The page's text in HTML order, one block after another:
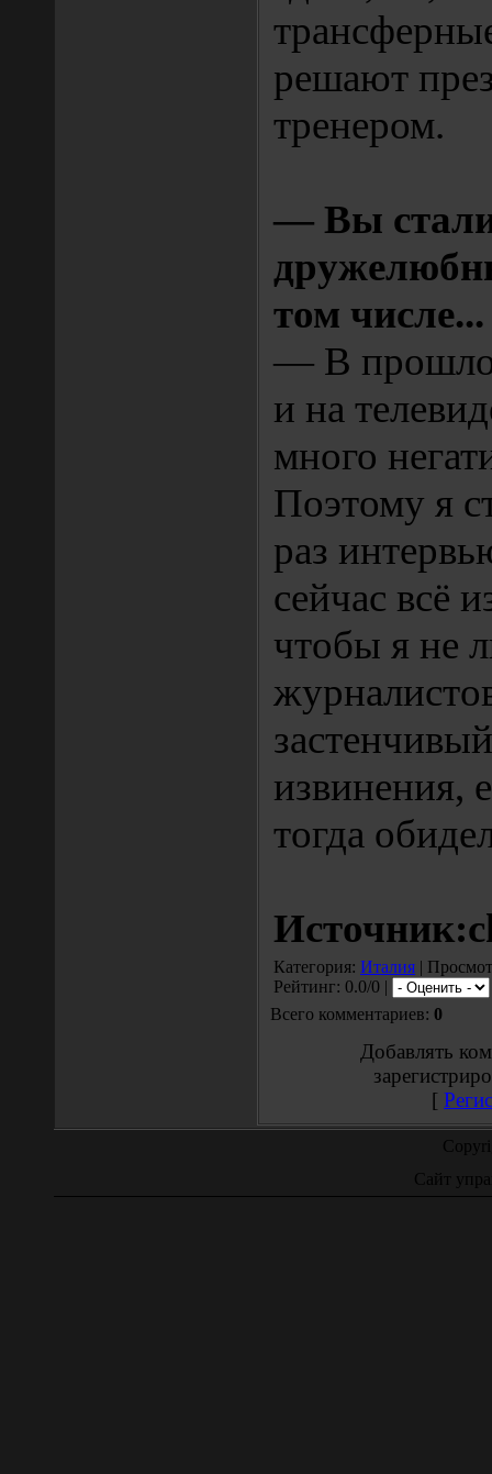
решают
тренером.
— Вы стали
том числе...
— В
и на
много
Поэтому я
раз
сейчас всё
чтобы я не
извинения,
тогда
Категория: Италия |
Рейтинг: 0.0/0 |
Всего комментариев: 0
Добавлять
[
Сайт